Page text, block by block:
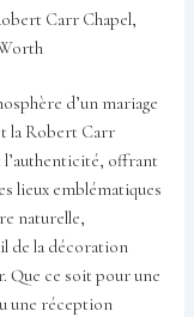
Carr Chapel,
d’un mariage
la Robert Carr
l’authenticité, offrant
lieux emblématiques
naturelle,
de la décoration
Que ce soit pour une
une réception